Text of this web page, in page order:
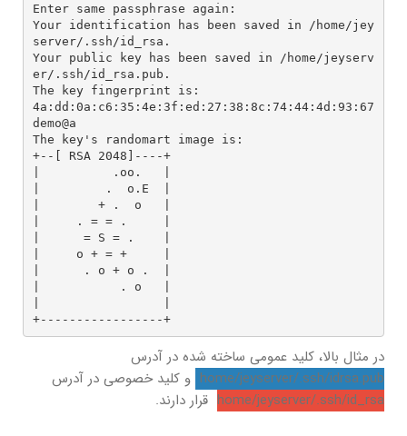
Enter same passphrase again:
Your identification has been saved in /home/jey
server/.ssh/id_rsa.
Your public key has been saved in /home/jeyserv
er/.ssh/id_rsa.pub.
The key fingerprint is:
4a:dd:0a:c6:35:4e:3f:ed:27:38:8c:74:44:4d:93:67
demo@a
The key's randomart image is:
+--[ RSA 2048]----+
|          .oo.   |
|         .  o.E  |
|        + .  o   |
|     . = = .     |
|      = S = .    |
|     o + = +     |
|      . o + o .  |
|           . o   |
+-----------------+
در مثال بالا، کلید عمومی ساخته شده در آدرس
home/jeyserver/.ssh/idrsa.pub و کلید خصوصی در آدرس
home/jeyserver/.ssh/id_rsa قرار دارند.